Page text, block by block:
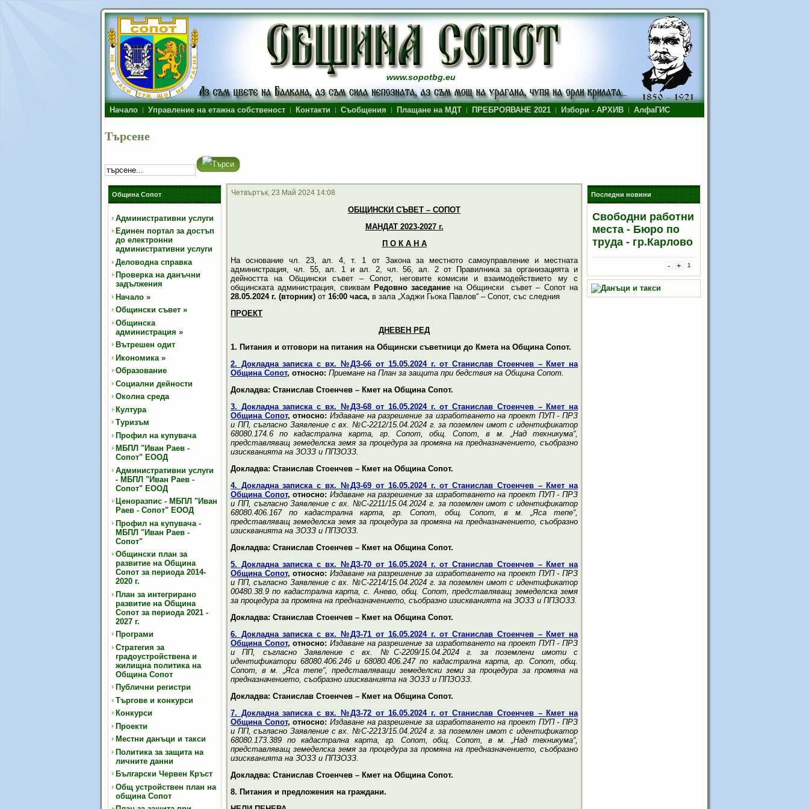
www.sopotbg.eu
Начало Управление на етажна собственост Контакти Съобщения Плащане на МДТ ПРЕБРОЯВАНЕ 2021 Избори - АРХИВ АлфаГИС
Търсене
Община Сопот
Административни услуги
Единен портал за достъп
до електронни
административни услуги
Деловодна справка
Проверка на данъчни
задължения
Начало »
Общински съвет »
Общинска
администрация »
Вътрешен одит
Икономика »
Образование
Социални дейности
Околна среда
Култура
Туризъм
Профил на купувача
МБПЛ "Иван Раев -
Сопот" ЕООД
Административни услуги
- МБПЛ "Иван Раев -
Сопот" ЕООД
Ценоразпис - МБПЛ "Иван
Раев - Сопот" ЕООД
Профил на купувача -
МБПЛ "Иван Раев -
Сопот"
Общински план за
развитие на Община
Сопот за периода 2014-
2020 г.
План за интегрирано
развитие на Община
Сопот за периода 2021 -
2027 г.
Програми
Стратегия за
градоустройствена и
жилищна политика на
Община Сопот
Публични регистри
Търгове и конкурси
Конкурси
Проекти
Местни данъци и такси
Политика за защита на
личните данни
Български Червен Кръст
Общ устройствен план на
община Сопот
Четвъртък, 23 Май 2024 14:08
ОБЩИНСКИ СЪВЕТ – СОПОТ
МАНДАТ 2023-2027 г.
П О К А Н А
На основание чл. 23, ал. 4, т. 1 от Закона за местното самоуправление и местната
администрация, чл. 55, ал. 1 и ал. 2, чл. 56, ал. 2 от Правилника за организацията и
дейността на Общински съвет – Сопот, неговите комисии и взаимодействието му с
общинската администрация, свиквам Редовно заседание на Общински съвет – Сопот на
28.05.2024 г. (вторник) от 16:00 часа, в зала „Хаджи Гьока Павлов“ – Сопот, със следния
ПРОЕКТ
ДНЕВЕН РЕД
1. Питания и отговори на питания на Общински съветници до Кмета на Община Сопот.
2. Докладна записка с вх. №ДЗ-66 от 15.05.2024 г. от Станислав Стоенчев – Кмет на
Община Сопот, относно: Приемане на План за защита при бедствия на Община Сопот.
Докладва: Станислав Стоенчев – Кмет на Община Сопот.
3. Докладна записка с вх. №ДЗ-68 от 16.05.2024 г. от Станислав Стоенчев – Кмет на
Община Сопот, относно:Издаване на разрешение за изработването на проект ПУП - ПРЗ
и ПП, съгласно Заявление с вх. №С-2212/15.04.2024 г. за поземлен имот с идентификатор
68080.174.6 по кадастрална карта, гр. Сопот, общ. Сопот, в м. „Над техникума“,
представляващ земеделска земя за процедура за промяна на предназначението, съобразно
изискванията на ЗОЗЗ и ППЗОЗЗ.
Докладва: Станислав Стоенчев – Кмет на Община Сопот.
4. Докладна записка с вх. №ДЗ-69 от 16.05.2024 г. от Станислав Стоенчев – Кмет на
Община Сопот, относно:Издаване на разрешение за изработването на проект ПУП - ПРЗ
и ПП, съгласно Заявление с вх. №С-2211/15.04.2024 г. за поземлен имот с идентификатор
68080.406.167 по кадастрална карта, гр. Сопот, общ. Сопот, в м. „Яса тепе“,
представляващ земеделска земя за процедура за промяна на предназначението, съобразно
изискванията на ЗОЗЗ и ППЗОЗЗ.
Докладва: Станислав Стоенчев – Кмет на Община Сопот.
5. Докладна записка с вх. №ДЗ-70 от 16.05.2024 г. от Станислав Стоенчев – Кмет на
Община Сопот, относно:Издаване на разрешение за изработването на проект ПУП - ПРЗ
и ПП, съгласно Заявление с вх. №С-2214/15.04.2024 г. за поземлен имот с идентификатор
00480.38.9 по кадастрална карта, с. Анево, общ. Сопот, представляващ земеделска земя
за процедура за промяна на предназначението, съобразно изискванията на ЗОЗЗ и ППЗОЗЗ.
Докладва: Станислав Стоенчев – Кмет на Община Сопот.
6. Докладна записка с вх. №ДЗ-71 от 16.05.2024 г. от Станислав Стоенчев – Кмет на
Община Сопот, относно:Издаване на разрешение за изработването на проект ПУП - ПРЗ
и ПП, съгласно Заявление с вх. №С-2209/15.04.2024 г. за поземлени имоти с
идентификатори 68080.406.246 и 68080.406.247 по кадастрална карта, гр. Сопот, общ.
Сопот, в м. „Яса тепе“, представляващи земеделски земи за процедура за промяна на
предназначението, съобразно изискванията на ЗОЗЗ и ППЗОЗЗ.
Докладва: Станислав Стоенчев – Кмет на Община Сопот.
7. Докладна записка с вх. №ДЗ-72 от 16.05.2024 г. от Станислав Стоенчев – Кмет на
Община Сопот, относно:Издаване на разрешение за изработването на проект ПУП - ПРЗ
и ПП, съгласно Заявление с вх. №С-2213/15.04.2024 г. за поземлен имот с идентификатор
68080.173.389 по кадастрална карта, гр. Сопот, общ. Сопот, в м. „Над техникума“,
представляващ земеделска земя за процедура за промяна на предназначението, съобразно
изискванията на ЗОЗЗ и ППЗОЗЗ.
Докладва: Станислав Стоенчев – Кмет на Община Сопот.
8. Питания и предложения на граждани.
Последни новини
Свободни работни
места - Бюро по
труда - гр.Карлово
- + 1